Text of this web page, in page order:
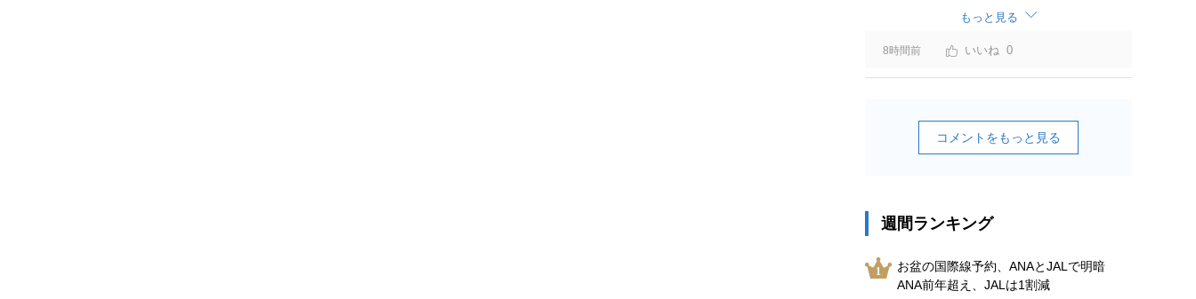
然が相まっての土地となっているので、個人的には
環境意識の低い人は来ないでほしいです。「金がと
れるんじゃないか」と勝手に穴掘ったりしそうな国
の人は来ないでほしいですね。
もっと見る
8時間前 0
コメントをもっと見る
週間ランキング
お盆の国際線予約、ANAとJALで明暗
ANA前年超え、JALは1割減